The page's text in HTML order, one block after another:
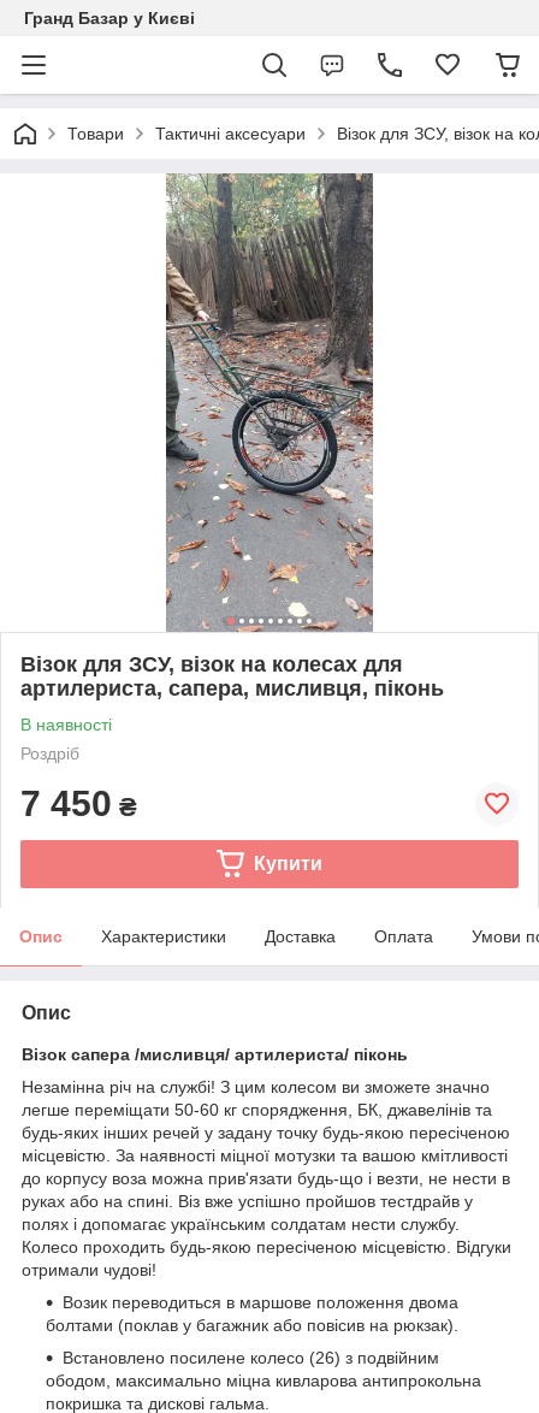
Гранд Базар у Києві
Товари Тактичні аксесуари Візок для ЗСУ, візок на
Візок для ЗСУ, візок на колесах для
артилериста, сапера, мисливця, піконь
В наявності
Роздріб
7 450 ₴
Купити
Опис Характеристики Доставка Оплата Умови
Опис
Візок сапера /мисливця/ артилериста/ піконь
Незамінна річ на службі! З цим колесом ви зможете значно
легше переміщати 50-60 кг спорядження, БК, джавелінів та
будь-яких інших речей у задану точку будь-якою пересіченою
місцевістю. За наявності міцної мотузки та вашою кмітливості
до корпусу воза можна прив'язати будь-що і везти, не нести в
руках або на спині. Віз вже успішно пройшов тестдрайв у
полях і допомагає українським солдатам нести службу.
Колесо проходить будь-якою пересіченою місцевістю. Відгуки
отримали чудові!
Возик переводиться в маршове положення двома
болтами (поклав у багажник або повісив на рюкзак).
Встановлено посилене колесо (26) з подвійним
ободом, максимально міцна кивларова антипрокольна
покришка та дискові гальма.